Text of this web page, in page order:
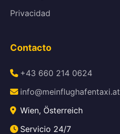
Privacidad
Contacto
+43 660 214 0624
info@meinflughafentaxi.at
Wien, Österreich
Servicio 24/7